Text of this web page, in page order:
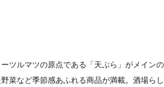
ーツルマツの原点である「天ぷら」がメイン
野菜など季節感あふれる商品が満載。酒場ら